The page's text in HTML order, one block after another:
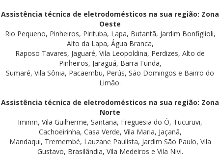
Assistência técnica de eletrodomésticos na sua região: Zona
Oeste
Rio Pequeno, Pinheiros, Pirituba, Lapa, Butantã, Jardim Bonfiglioli,
Alto da Lapa, Água Branca,
Raposo Tavares, Jaguaré, Vila Leopoldina, Perdizes, Alto de
Pinheiros, Jaraguá, Barra Funda,
Sumaré, Vila Sônia, Pacaembu, Perús, São Domingos e Bairro do
Limão.
Assistência técnica de eletrodomésticos na sua região: Zona
Norte
Imirim, Vila Guilherme, Santana, Freguesia do Ó, Tucuruvi,
Cachoeirinha, Casa Verde, Vila Maria, Jaçanã,
Mandaqui, Tremembé, Lauzane Paulista, Jardim São Paulo, Vila
Gustavo, Brasilândia, Vila Medeiros e Vila Nivi.